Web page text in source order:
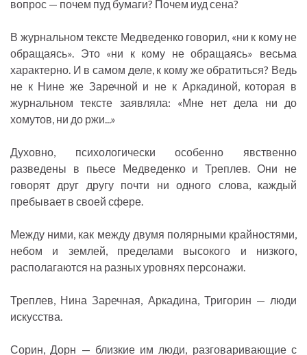
вопрос — почем пуд бумаги? Почем иуд сена?
В журнальном тексте Медведенко говорил, «ни к кому не
обращаясь». Это «ни к кому не обращаясь» весьма
характерно. И в самом деле, к кому же обратиться? Ведь
не к Нине же Заречной и не к Аркадиной, которая в
журнальном тексте заявляла: «Мне нет дела ни до
хомутов, ни до ржи...»
Духовно, психологически особенно явственно
разведены в пьесе Медведенко и Треплев. Они не
говорят друг другу почти ни одного слова, каждый
пребывает в своей сфере.
Между ними, как между двумя полярными крайностями,
небом и землей, пределами высокого и низкого,
располагаются на разных уровнях персонажи.
Треплев, Нина Заречная, Аркадина, Тригорин — люди
искусства.
Сорин, Дорн — близкие им люди, разговаривающие с